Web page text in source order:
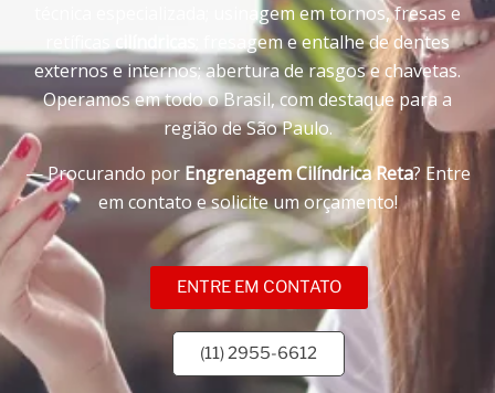
técnica especializada; usinagem em tornos, fresas e
cilíndricas
; fresagem e entalhe de dentes
externos e internos; abertura de rasgos e chavetas.
Operamos em todo o Brasil, com destaque para a
região de São Paulo.
— Procurando por Engrenagem Cilíndrica Reta? Entre
em contato e solicite um orçamento!
ENTRE EM CONTATO
(11) 2955-6612